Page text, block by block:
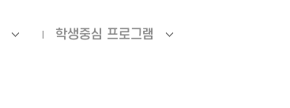
학생중심 프로그램